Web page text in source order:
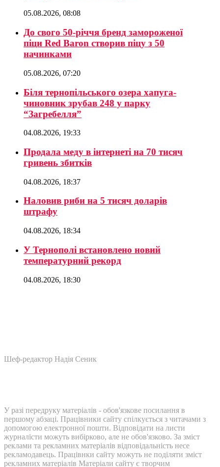
05.08.2026, 08:08
До свого 50-річчя бренд замороженої
піци Red Baron створив піцу з 50
начинками
05.08.2026, 07:20
Біля тернопільського озера хапуга-
чиновник зрубав 248 у парку
“Загребелля”
04.08.2026, 19:33
Продала меду в інтернеті на 70 тисяч
гривень збитків
04.08.2026, 18:37
Наловив риби на 5 тисяч доларів
штрафу
04.08.2026, 18:34
У Тернополі встановлено новий
температурний рекорд
04.08.2026, 18:30
Шеф-редактор Надія Сеник
У разі передруку матеріалів - обов'язкове посилання в
першому абзаці. Працівники сайту спілкується з читачами з
допомогою електронної пошти. Відповідати на листи
журналісти можуть вибірково, але не обов'язково. За зміст
реклами та рекламних матеріалів відповідальність несе
рекламодавець. Працівнки сайту можуть не поділяти зміст
рекламних матеріалів Матеріали сайту є творчим